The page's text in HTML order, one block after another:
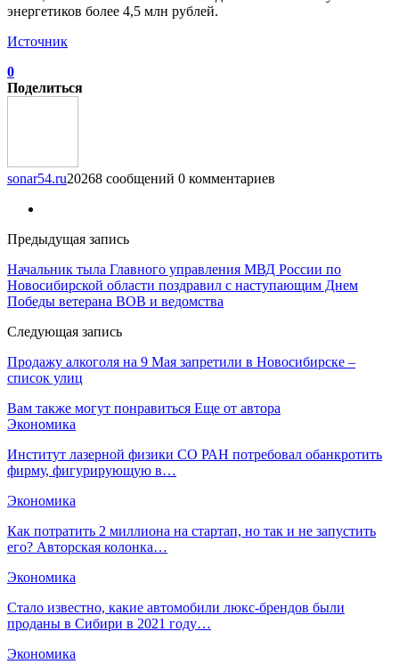
энергетиков более 4,5 млн рублей.
Источник
0
Поделиться
sonar54.ru20268 сообщений 0 комментариев
Предыдущая запись
Начальник тыла Главного управления МВД России по
Новосибирской области поздравил с наступающим Днем
Победы ветерана ВОВ и ведомства
Следующая запись
Продажу алкоголя на 9 Мая запретили в Новосибирске –
список улиц
Вам также могут понравиться Еще от автора
Экономика
Институт лазерной физики СО РАН потребовал обанкротить
фирму, фигурирующую в…
Экономика
Как потратить 2 миллиона на стартап, но так и не запустить
его? Авторская колонка…
Экономика
Стало известно, какие автомобили люкс-брендов были
проданы в Сибири в 2021 году…
Экономика